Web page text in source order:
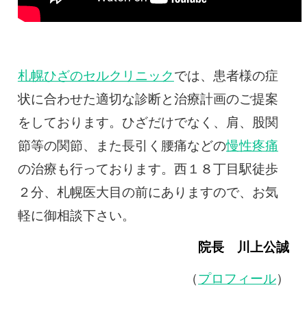
札幌ひざのセルクリニックでは、患者様の症
状に合わせた適切な診断と治療計画のご提案
をしております。ひざだけでなく、肩、股関
節等の関節、また長引く腰痛などの慢性疼痛
の治療も行っております。西１８丁目駅徒歩
２分、札幌医大目の前にありますので、お気
軽に御相談下さい。
院長 川上公誠
（プロフィール）